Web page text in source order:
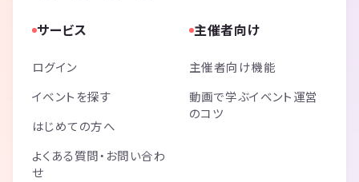
サービス
ログイン
イベントを探す
はじめての方へ
よくある質問・お問い合わ
せ
主催者向け
主催者向け機能
動画で学ぶイベント運営
のコツ